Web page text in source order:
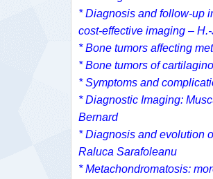
* Diagnosis and follow-up
cost-effective imaging –
* Bone tumors affecting
* Bone tumors of
* Symptoms and
* Diagnostic Imaging:
Bernard
* Diagnosis and evolution
Raluca Sarafoleanu
* Metachondromatosis: